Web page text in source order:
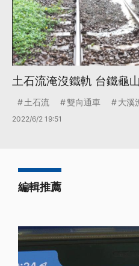
土石流淹沒鐵軌 台鐵龜
土石流 雙向通車 大溪
2022/6/2 19:51
編輯推薦